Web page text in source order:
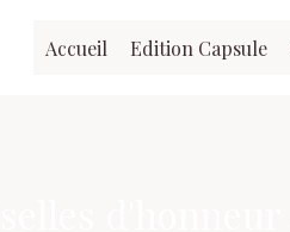
Accueil Edition Capsule